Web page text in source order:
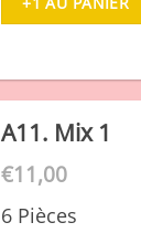
A11. Mix 1
€11,00
6 Pièces